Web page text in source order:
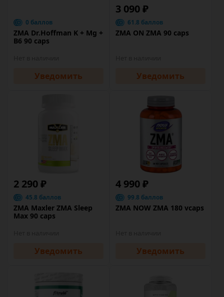
0 баллов
ZMA Dr.Hoffman K + Mg +
B6 90 caps
Уведомить
3 090 ₽
61.8 баллов
ZMA ON ZMA 90 caps
Уведомить
2 290 ₽
45.8 баллов
ZMA Maxler ZMA Sleep
Max 90 caps
Уведомить
4 990 ₽
99.8 баллов
ZMA NOW ZMA 180 vcaps
Уведомить